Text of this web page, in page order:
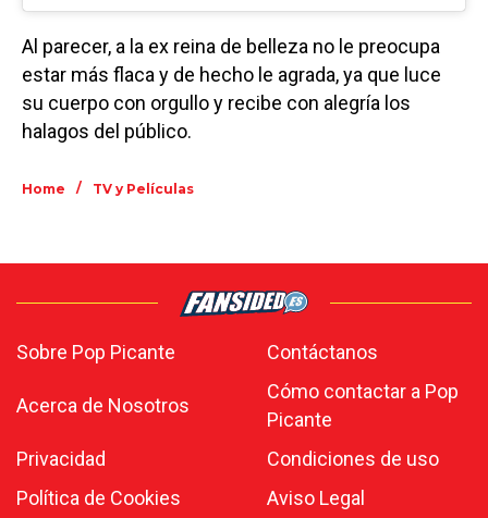
Al parecer, a la ex reina de belleza no le preocupa
estar más flaca y de hecho le agrada, ya que luce
su cuerpo con orgullo y recibe con alegría los
halagos del público.
Home / TV y Películas
Sobre Pop Picante Contáctanos
Acerca de Nosotros
Cómo contactar a Pop
Picante
Privacidad
Condiciones de uso
Política de Cookies
Aviso Legal